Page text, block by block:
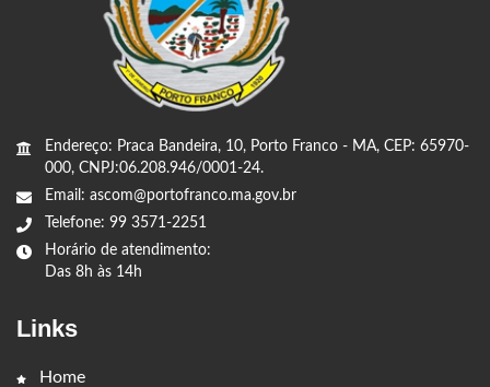
Endereço: Praca Bandeira, 10, Porto Franco - MA, CEP: 65970-
000, CNPJ:06.208.946/0001-24.
Email: ascom@portofranco.ma.gov.br
Telefone: 99 3571-2251
Horário de atendimento:
Das 8h às 14h
Links
Home